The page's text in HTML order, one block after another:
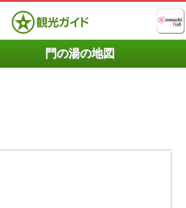
門の湯の地図